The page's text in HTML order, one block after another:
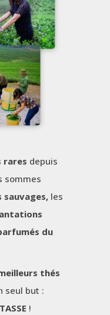
rares depuis
sommes
sauvages, les
du
thés
seul but :
!